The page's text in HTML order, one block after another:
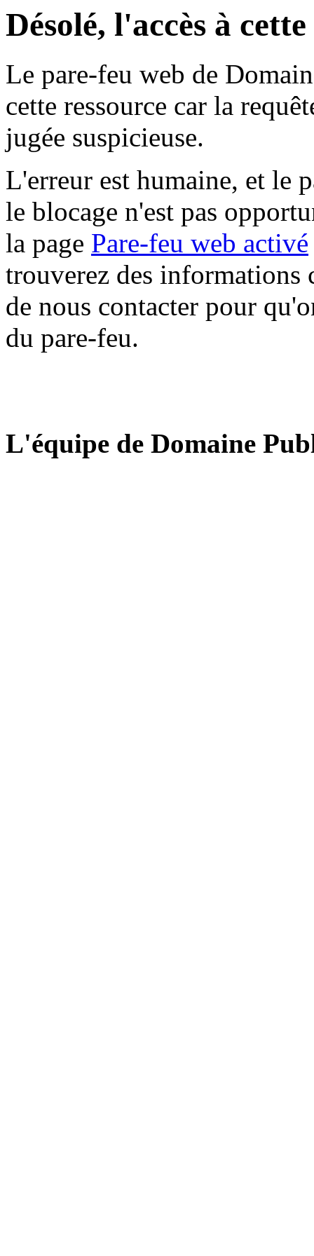
Désolé, l'accès à
Le pare-feu web de
cette ressource car la
jugée suspicieuse.
L'erreur est humaine, et le
le blocage n'est pas
la page Pare-feu web activé
trouverez des informations
de nous contacter pour
du pare-feu.
L'équipe de Domaine